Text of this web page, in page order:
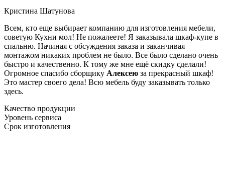
Кристина Шатунова
Всем, кто еще выбирает компанию для изготовления мебели,
советую Кухни мол! Не пожалеете! Я заказывала шкаф-купе в
спальню. Начиная с обсуждения заказа и заканчивая
монтажом никаких проблем не было. Все было сделано очень
быстро и качественно. К тому же мне ещё скидку сделали!
Огромное спасибо сборщику Алексею за прекрасный шкаф!
Это мастер своего дела! Всю мебель буду заказывать только
здесь.
Качество продукции
Уровень сервиса
Срок изготовления